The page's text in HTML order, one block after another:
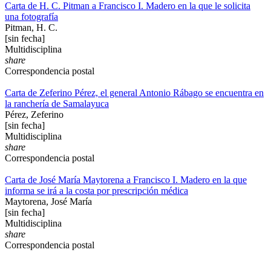
Carta de H. C. Pitman a Francisco I. Madero en la que le solicita
una fotografía
Pitman, H. C.
[sin fecha]
Multidisciplina
share
Correspondencia postal
Carta de Zeferino Pérez, el general Antonio Rábago se encuentra en
la ranchería de Samalayuca
Pérez, Zeferino
[sin fecha]
Multidisciplina
share
Correspondencia postal
Carta de José María Maytorena a Francisco I. Madero en la que
informa se irá a la costa por prescripción médica
Maytorena, José María
[sin fecha]
Multidisciplina
share
Correspondencia postal